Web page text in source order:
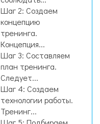
Шаг 2: Создаем
концепцию
тренинга.
Концепция...
Шаг 3: Составляем
план тренинга.
Следует...
Шаг 4: Создаем
технологии работы.
Тренинг...